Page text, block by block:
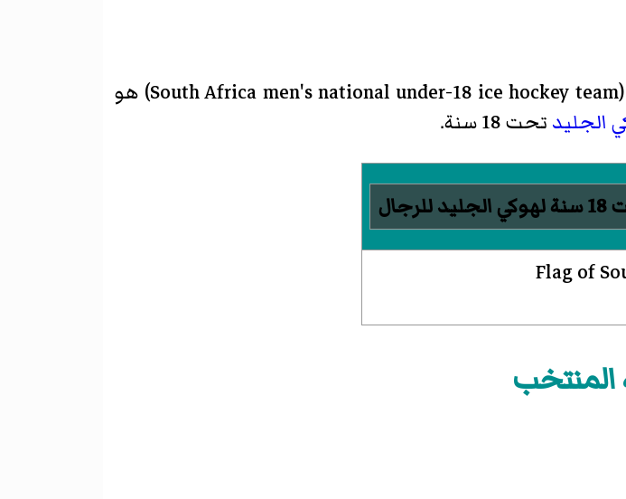
(
South Africa men's national under-18 ice hockey team)‏ هو
الجليد تحت 18 سنة.
المنتخب